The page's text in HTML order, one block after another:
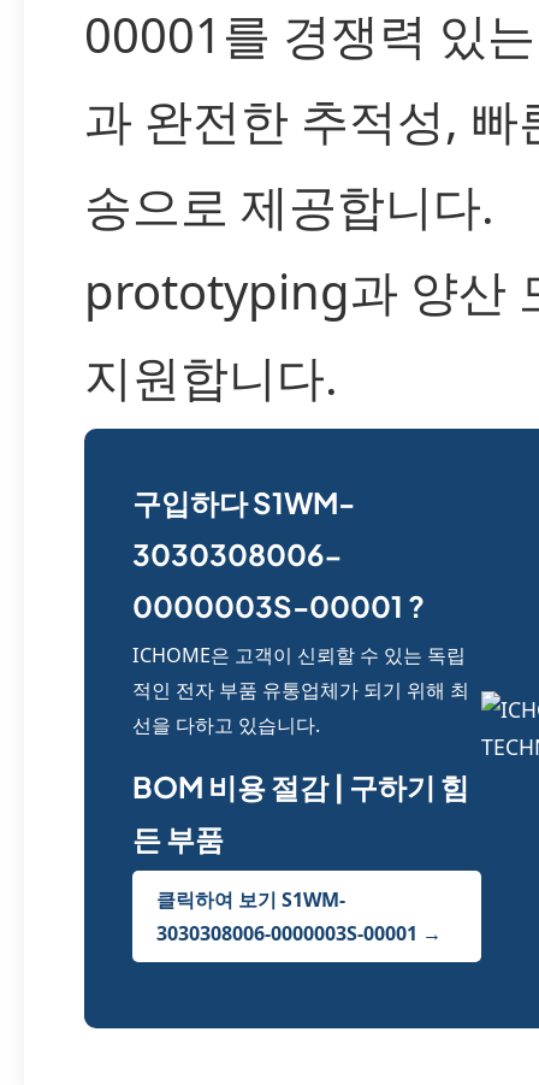
00001를 경쟁력 있
과 완전한 추적성, 빠
송으로 제공합니다.
prototyping과 양산
지원합니다.
구입하다 S1WM-
3030308006-
0000003S-00001 ?
ICHOME은 고객이 신뢰할 수 있는 독립
적인 전자 부품 유통업체가 되기 위해 최
선을 다하고 있습니다.
BOM 비용 절감 | 구하기 힘
든 부품
클릭하여 보기 S1WM-
3030308006-0000003S-00001 →